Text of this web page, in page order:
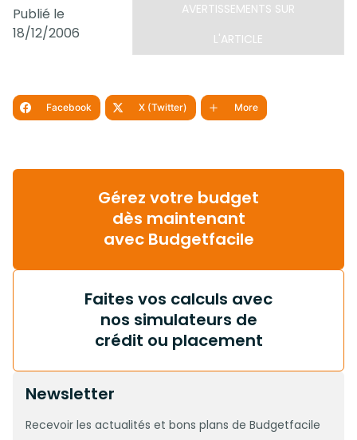
Publié le
18/12/2006
AVERTISSEMENTS SUR
L'ARTICLE
Facebook X (Twitter) More
Gérez votre budget
dès maintenant
avec Budgetfacile
Faites vos calculs avec
nos simulateurs de
crédit ou placement
Newsletter
Recevoir les actualités et bons plans de Budgetfacile